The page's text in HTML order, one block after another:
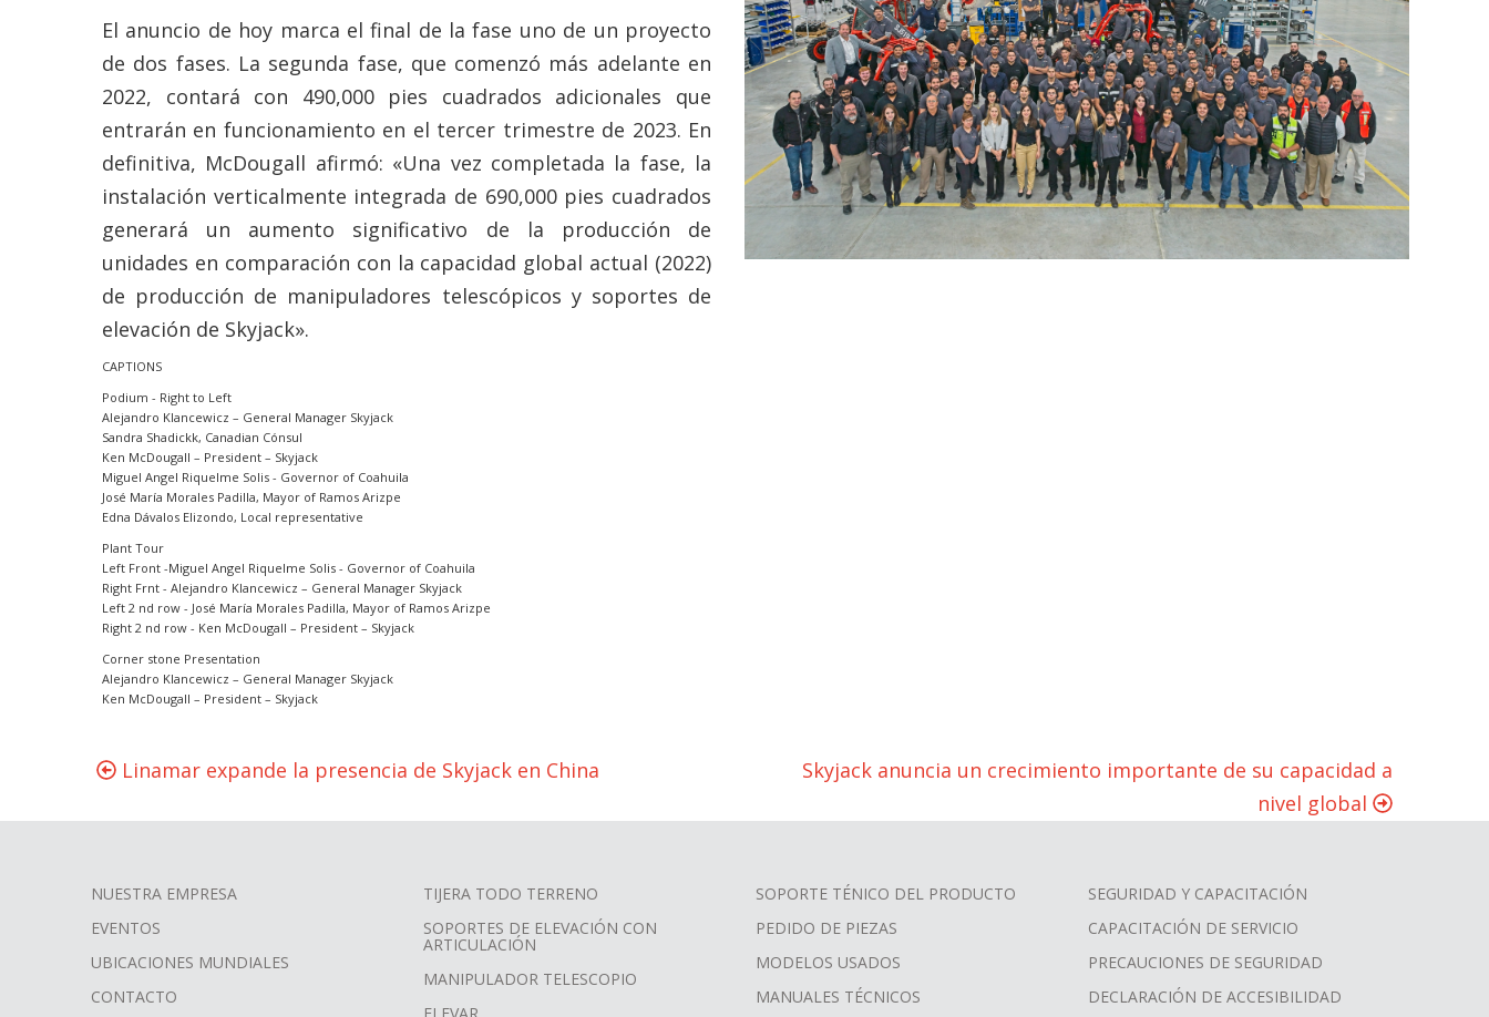
El anuncio de hoy marca el final de la fase uno de un proyecto
de dos fases. La segunda fase, que comenzó más adelante en
2022, contará con 490,000 pies cuadrados adicionales que
entrarán en funcionamiento en el tercer trimestre de 2023. En
definitiva, McDougall afirmó: «Una vez completada la fase, la
instalación verticalmente integrada de 690,000 pies cuadrados
generará un aumento significativo de la producción de
unidades en comparación con la capacidad global actual (2022)
de producción de manipuladores telescópicos y soportes de
elevación de Skyjack».
CAPTIONS
Podium - Right to Left
Alejandro Klancewicz – General Manager Skyjack
Sandra Shadickk, Canadian Cónsul
Ken McDougall – President – Skyjack
Miguel Angel Riquelme Solis - Governor of Coahuila
José María Morales Padilla, Mayor of Ramos Arizpe
Edna Dávalos Elizondo, Local representative
Plant Tour
Left Front -Miguel Angel Riquelme Solis - Governor of Coahuila
Right Frnt - Alejandro Klancewicz – General Manager Skyjack
Left 2 nd row - José María Morales Padilla, Mayor of Ramos Arizpe
Right 2 nd row - Ken McDougall – President – Skyjack
Corner stone Presentation
Alejandro Klancewicz – General Manager Skyjack
Ken McDougall – President – Skyjack
Linamar expande la presencia de Skyjack en China
Skyjack anuncia un crecimiento importante de su capacidad a
nivel global
FOOTER
MENU
NUESTRA EMPRESA
EVENTOS
UBICACIONES MUNDIALES
CONTACTO
TIJERA TODO TERRENO
SOPORTES DE ELEVACIÓN CON
ARTICULACIÓN
MANIPULADOR TELESCOPIO
SOPORTE TÉNICO DEL PRODUCTO
PEDIDO DE PIEZAS
MODELOS USADOS
MANUALES TÉCNICOS
SEGURIDAD Y CAPACITACIÓN
CAPACITACIÓN DE SERVICIO
PRECAUCIONES DE SEGURIDAD
DECLARACIÓN DE ACCESIBILIDAD